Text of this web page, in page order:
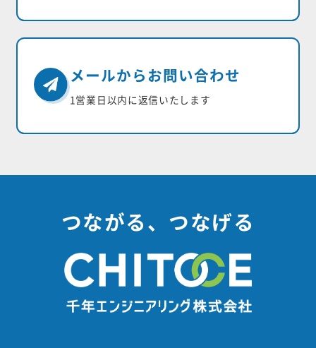
メールからお問い合わせ
1営業日以内に返信いたします
つながる、つなげる